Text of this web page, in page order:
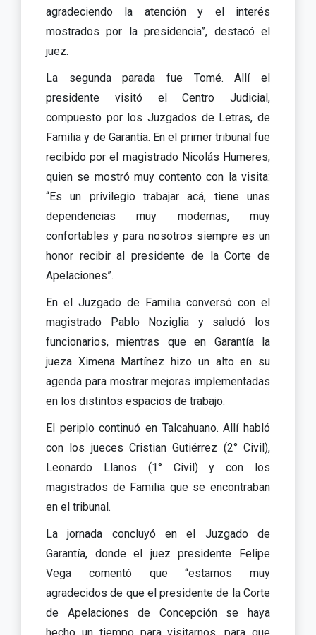
agradeciendo la atención y el interés
mostrados por la presidencia”, destacó el
juez.
La segunda parada fue Tomé. Allí el
presidente visitó el Centro Judicial,
compuesto por los Juzgados de Letras, de
Familia y de Garantía. En el primer tribunal fue
recibido por el magistrado Nicolás Humeres,
quien se mostró muy contento con la visita:
“Es un privilegio trabajar acá, tiene unas
dependencias muy modernas, muy
confortables y para nosotros siempre es un
honor recibir al presidente de la Corte de
Apelaciones”.
En el Juzgado de Familia conversó con el
magistrado Pablo Noziglia y saludó los
funcionarios, mientras que en Garantía la
jueza Ximena Martínez hizo un alto en su
agenda para mostrar mejoras implementadas
en los distintos espacios de trabajo.
El periplo continuó en Talcahuano. Allí habló
con los jueces Cristian Gutiérrez (2° Civil),
Leonardo Llanos (1° Civil) y con los
magistrados de Familia que se encontraban
en el tribunal.
La jornada concluyó en el Juzgado de
Garantía, donde el juez presidente Felipe
Vega comentó que “estamos muy
agradecidos de que el presidente de la Corte
de Apelaciones de Concepción se haya